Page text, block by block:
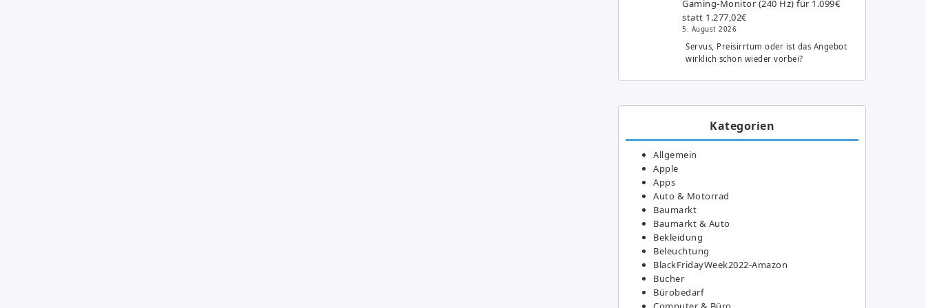
Gaming-Monitor (240 Hz) für 1.099€
statt 1.277,02€
5. August 2026
Servus, Preisirrtum oder ist das Angebot
wirklich schon wieder vorbei?
Kategorien
Allgemein
Apple
Apps
Auto & Motorrad
Baumarkt
Baumarkt & Auto
Bekleidung
Beleuchtung
BlackFridayWeek2022-Amazon
Bücher
Bürobedarf